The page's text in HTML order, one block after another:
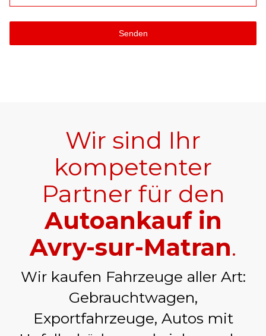
Senden
Wir sind Ihr
kompetenter
Partner für den
Autoankauf in
Avry-sur-Matran.
Wir kaufen Fahrzeuge aller Art:
Gebrauchtwagen,
Exportfahrzeuge, Autos mit